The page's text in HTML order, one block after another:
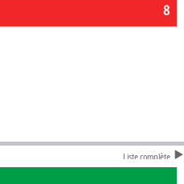
8
Liste complète